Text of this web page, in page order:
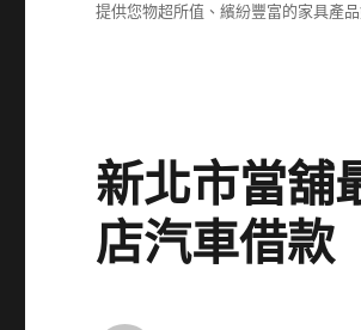
提供您物超所值、繽紛豐富的家具產
新北市當舖
店汽車借款